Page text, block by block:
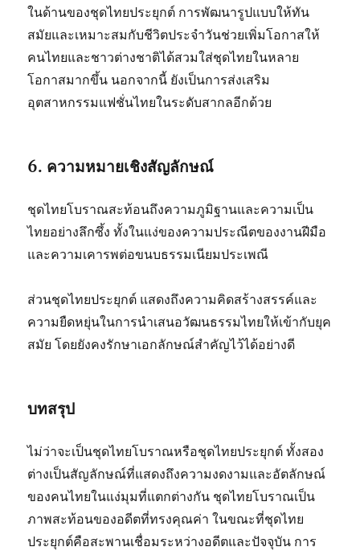
ในด้านของชุดไทยประยุกต์ การพัฒนารูปแบบให้ทัน
สมัยและเหมาะสมกับชีวิตประจำวันช่วยเพิ่มโอกาสให้
คนไทยและชาวต่างชาติได้สวมใส่ชุดไทยในหลาย
โอกาสมากขึ้น นอกจากนี้ ยังเป็นการส่งเสริม
อุตสาหกรรมแฟชั่นไทยในระดับสากลอีกด้วย
6. ความหมายเชิงสัญลักษณ์
ชุดไทยโบราณสะท้อนถึงความภูมิฐานและความเป็น
ไทยอย่างลึกซึ้ง ทั้งในแง่ของความประณีตของงานฝีมือ
และความเคารพต่อขนบธรรมเนียมประเพณี
ส่วนชุดไทยประยุกต์ แสดงถึงความคิดสร้างสรรค์และ
ความยืดหยุ่นในการนำเสนอวัฒนธรรมไทยให้เข้ากับยุค
สมัย โดยยังคงรักษาเอกลักษณ์สำคัญไว้ได้อย่างดี
บทสรุป
ไม่ว่าจะเป็นชุดไทยโบราณหรือชุดไทยประยุกต์ ทั้งสอง
ต่างเป็นสัญลักษณ์ที่แสดงถึงความงดงามและอัตลักษณ์
ของคนไทยในแง่มุมที่แตกต่างกัน ชุดไทยโบราณเป็น
ภาพสะท้อนของอดีตที่ทรงคุณค่า ในขณะที่ชุดไทย
ประยุกต์คือสะพานเชื่อมระหว่างอดีตและปัจจุบัน การ